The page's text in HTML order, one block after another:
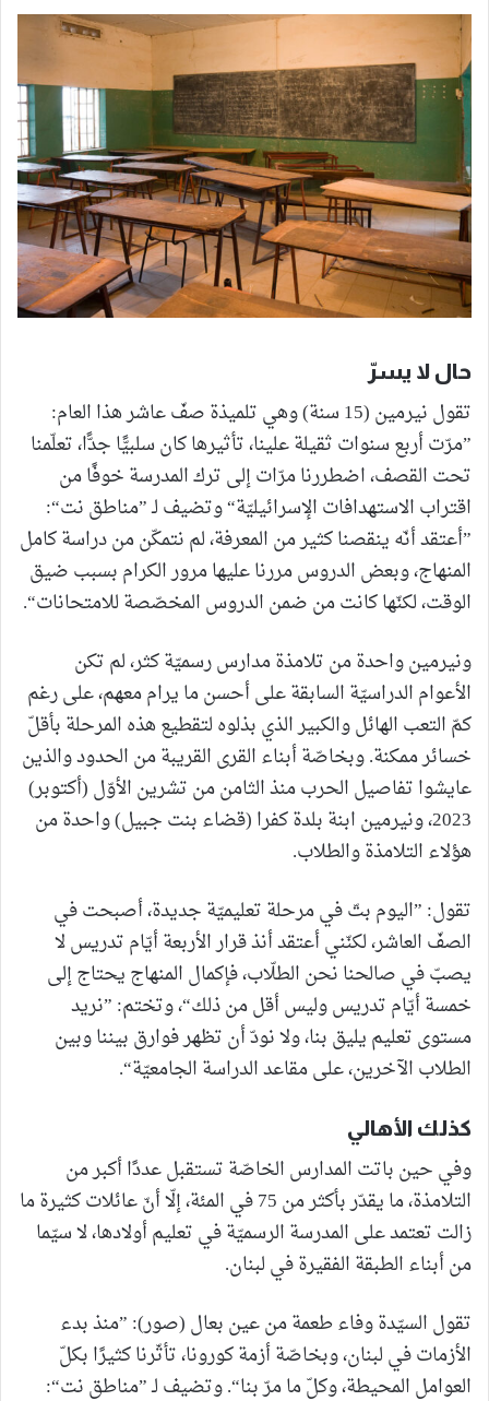
حال لا يسرّ
تقول نيرمين (15 سنة) وهي تلميذة صفّ عاشر هذا العام:
”مرّت أربع سنوات ثقيلة علينا، تأثيرها كان سلبيًّا جدًّا، تعلّمنا
تحت القصف، اضطررنا مرّات إلى ترك المدرسة خوفًا من
اقتراب الاستهدافات الإسرائيليّة“ وتضيف لـ ”مناطق نت“:
”أعتقد أنّه ينقصنا كثير من المعرفة، لم نتمكّن من دراسة كامل
المنهاج، وبعض الدروس مررنا عليها مرور الكرام بسبب ضيق
الوقت، لكنّها كانت من ضمن الدروس المخصّصة للامتحانات“.
ونيرمين واحدة من تلامذة مدارس رسميّة كثر، لم تكن
الأعوام الدراسيّة السابقة على أحسن ما يرام معهم، على رغم
كمّ التعب الهائل والكبير الذي بذلوه لتقطيع هذه المرحلة بأقلّ
خسائر ممكنة. وبخاصّة أبناء القرى القريبة من الحدود والذين
عايشوا تفاصيل الحرب منذ الثامن من تشرين الأوّل (أكتوبر)
2023، ونيرمين ابنة بلدة كفرا (قضاء بنت جبيل) واحدة من
هؤلاء التلامذة والطلاب.
تقول: ”اليوم بتّ في مرحلة تعليميّة جديدة، أصبحت في
الصفّ العاشر، لكنّني أعتقد أنذ قرار الأربعة أيّام تدريس لا
يصبّ في صالحنا نحن الطلّاب، فإكمال المنهاج يحتاج إلى
خمسة أيّام تدريس وليس أقل من ذلك“، وتختم: ”نريد
مستوى تعليم يليق بنا، ولا نودّ أن تظهر فوارق بيننا وبين
الطلاب الآخرين، على مقاعد الدراسة الجامعيّة“.
كذلك الأهالي
وفي حين باتت المدارس الخاصّة تستقبل عددًا أكبر من
التلامذة، ما يقدّر بأكثر من 75 في المئة، إلّا أنّ عائلات كثيرة ما
زالت تعتمد على المدرسة الرسميّة في تعليم أولادها، لا سيّما
من أبناء الطبقة الفقيرة في لبنان.
تقول السيّدة وفاء طعمة من عين بعال (صور): ”منذ بدء
الأزمات في لبنان، وبخاصّة أزمة كورونا، تأثّرنا كثيرًا بكلّ
العوامل المحيطة، وكلّ ما مرّ بنا“. وتضيف لـ ”مناطق نت“: